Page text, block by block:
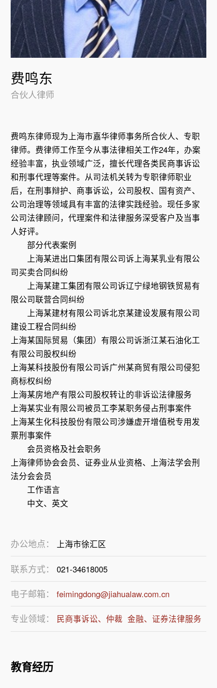
费鸣东
合伙人律师
费鸣东律师现为上海市嘉华律师事务所合伙人、专职
律师。费律师工作至今从事法律相关工作24年，办案
经验丰富，执业领域广泛，擅长代理各类民商事诉讼
和刑事代理等案件。从司法机关转为专职律师职业
后，在刑事辩护、商事诉讼，公司股权、国有资产、
公司治理等领域具有丰富的法律实践经验。现任多家
公司法律顾问，代理案件和法律服务深受客户及当事
人好评。
部分代表案例
上海某进出口集团有限公司诉上海某乳业有限公
司买卖合同纠纷
上海某建工集团有限公司诉辽宁绿地钢铁贸易有
限公司联营合同纠纷
上海某建材有限公司诉北京某建设发展有限公司
建设工程合同纠纷
上海某国际贸易（集团）有限公司诉浙江某石油化工
有限公司股权纠纷
上海某科技股份有限公司诉广州某商贸有限公司侵犯
商标权纠纷
上海某房地产有限公司股权转让的非诉讼法律服务
上海某实业有限公司被员工李某职务侵占刑事案件
上海某生化科技股份有限公司涉嫌虚开增值税专用发
票刑事案件
会员资格及社会职务
上海律师协会会员、证券业从业资格、上海法学会刑
法分会会员
工作语言
办公地点： 上海市徐汇区
联系方式： 021-34618005
电子邮箱： feimingdong@jiahualaw.com.cn
专业领域： 民商事诉讼、仲裁 金融、证券法律服务
教育经历